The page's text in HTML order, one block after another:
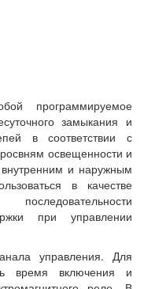
программируемое
замыкания и
в соответствии с
освещенности и
и наружным
в качестве
при управлении
управления. Для
время включения и